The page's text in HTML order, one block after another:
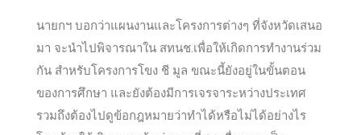
นายกฯ บอกว่าแผนงานและโครงการต่างๆ ที่จังหวัดเสนอ
มา จะนำไปพิจารณาใน สทนช.เพื่อให้เกิดการทำงานร่วม
กัน สำหรับโครงการโขง ชี มูล ขณะนี้ยังอยู่ในขั้นตอน
ของการศึกษา และยังต้องมีการเจรจาระหว่างประเทศ
รวมถึงต้องไปดูข้อกฎหมายว่าทำได้หรือไม่ได้อย่างไร